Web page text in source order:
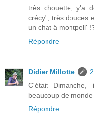
très chouette, y'a
crécy", très douces
un chat à montpell'
Répondre
Didier Millotte
C'était
beaucoup de monde
Répondre